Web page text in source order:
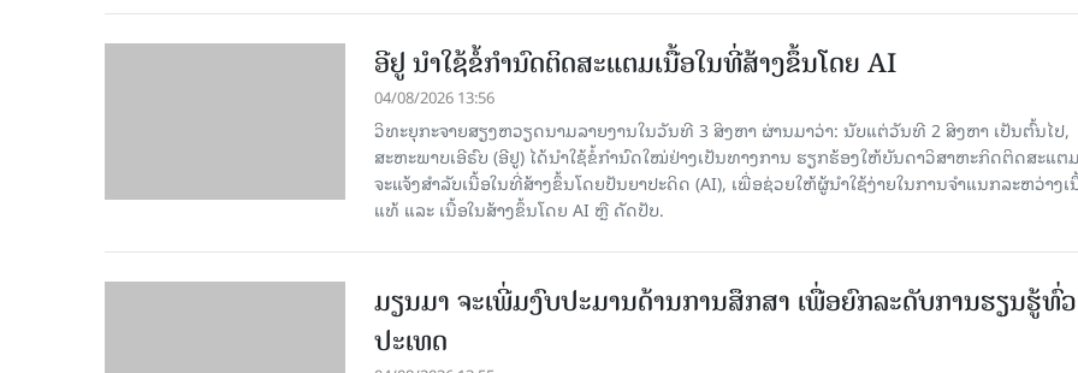
ອີຢູ ນຳໃຊ້ຂໍ້ກຳນົດຕິດສະແຕມເນື້ອໃນທີ່ສ້າງຂຶ້ນໂດຍ AI
04/08/2026 13:56
ວິທະຍຸກະຈາຍສຽງຫວຽດນາມລາຍງານໃນວັນທີ 3 ສິງຫາ ຜ່ານມາວ່າ: ນັບແຕ່ວັນທີ 2 ສິງຫາ ເປັນຕົ້ນໄປ,
ສະຫະພາບເອີຣົບ (ອີຢູ) ໄດ້ນຳໃຊ້ຂໍ້ກຳນົດໃໝ່ຢ່າງເປັນທາງການ ຮຽກຮ້ອງໃຫ້ບັນດາວິສາຫະກິດຕິດສະແຕ
ຈະແຈ້ງສຳລັບເນື້ອໃນທີ່ສ້າງຂຶ້ນໂດຍປັນຍາປະດິດ (AI), ເພື່ອຊ່ວຍໃຫ້ຜູ້ນຳໃຊ້ງ່າຍໃນການຈຳແນກລະຫວ່າງເ
ແທ້ ແລະ ເນື້ອໃນສ້າງຂຶ້ນໂດຍ AI ຫຼື ດັດປັບ.
ມຽນມາ ຈະເພີ່ມງົບປະມານດ້ານການສຶກສາ ເພື່ອຍົກລະດັບການຮຽນຮູ້ທົ່ວ
ປະເທດ